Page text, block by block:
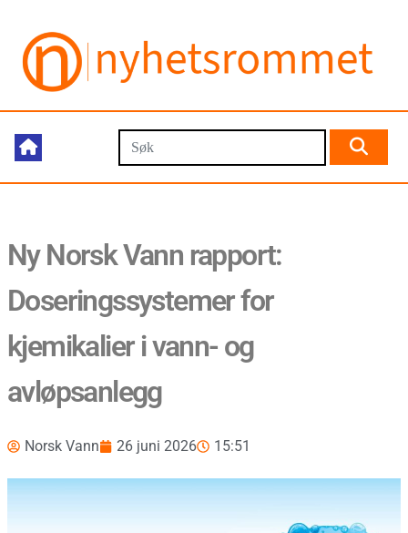
Ny Norsk Vann rapport:
Doseringssystemer for
kjemikalier i vann- og
avløpsanlegg
Norsk Vann 26 juni 2026 15:51